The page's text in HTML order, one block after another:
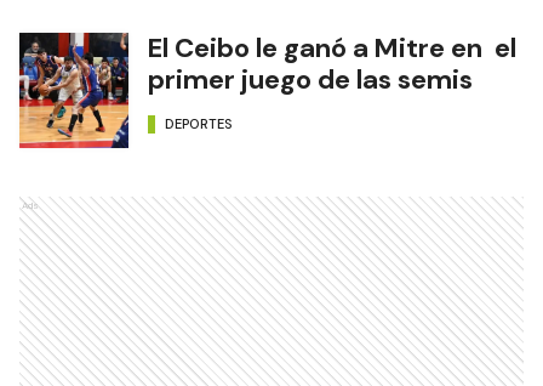
El Ceibo le ganó a Mitre en el
primer juego de las semis
DEPORTES
Ads